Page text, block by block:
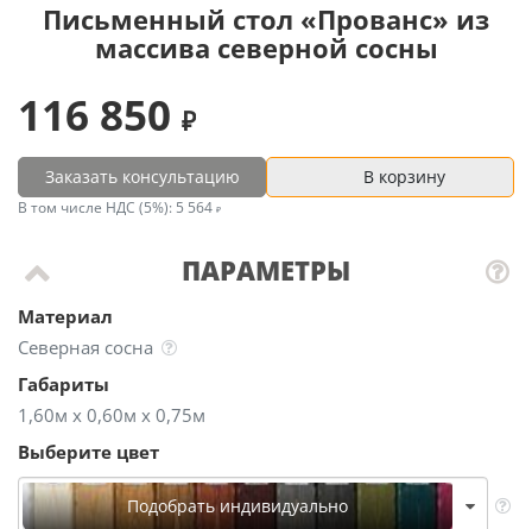
Письменный стол «Прованс» из
массива северной сосны
ПАРАМЕТРЫ
Материал
Северная сосна
Габариты
1,60м х 0,60м х 0,75м
Выберите цвет
Подобрать индивидуально
116 850
Заказать консультацию В корзину
В том числе НДС (5%): 5 564